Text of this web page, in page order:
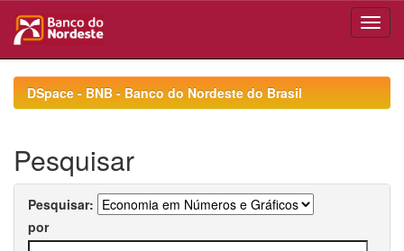
navigationDSpace - BNB - Banco do Nordeste do Brasil
Pesquisar
Pesquisar:
por